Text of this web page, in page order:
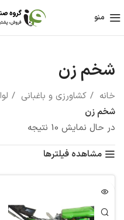
منو
شخم زن
خانه کشاورزی و باغبانی
شخم زن
در حال نمایش 10 نتیجه
مشاهده فیلترها